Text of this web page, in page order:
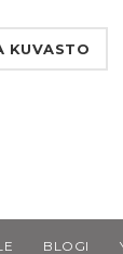
KUVASTO
BLOGI